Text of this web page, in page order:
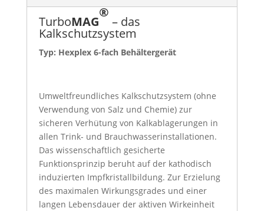
TurboMAG
®
– das
Kalkschutzsystem
Typ: Hexplex 6-fach Behältergerät
Umweltfreundliches Kalkschutzsystem (ohne
Verwendung von Salz und Chemie) zur
sicheren Verhütung von Kalkablagerungen in
allen Trink- und Brauchwasserinstallationen.
Das wissenschaftlich gesicherte
Funktionsprinzip beruht auf der kathodisch
induzierten Impfkristallbildung. Zur Erzielung
des maximalen Wirkungsgrades und einer
langen Lebensdauer der aktiven Wirkeinheit